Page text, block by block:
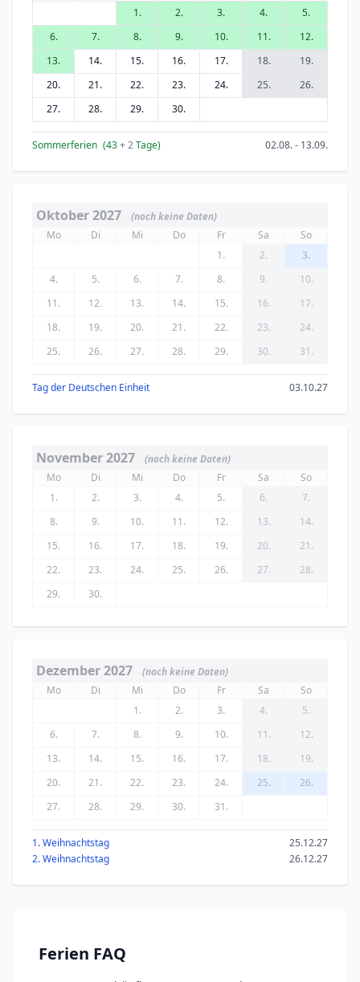
1.
2. 3. 4.
5.
6.
7. 8. 9. 10. 11.
12.
13.
14. 15. 16. 17. 18.
19.
20.
21. 22. 23. 24. 25.
26.
27.
28. 29. 30.
Sommerferien (43+ 2Tage) 02.08. - 13.09.
Oktober 2027
(noch keine Daten)
Mo
Di Mi Do Fr Sa
So
1.
2.
3.
4.
5. 6. 7. 8. 9.
10.
11.
12. 13. 14. 15. 16.
17.
18.
19. 20. 21. 22. 23.
24.
25.
26. 27. 28. 29. 30. 31.
Tag der Deutschen Einheit 03.10.27
November 2027
(noch keine Daten)
Mo
Di Mi Do Fr Sa
So
1.
2. 3. 4. 5. 6.
7.
8.
9. 10. 11. 12. 13.
14.
15.
16. 17. 18. 19. 20.
21.
22.
23. 24. 25. 26. 27.
28.
29.
30.
Dezember 2027
(noch keine Daten)
Mo
Di Mi Do Fr Sa
So
1.
2. 3. 4.
5.
6.
7. 8. 9. 10. 11.
12.
13.
14. 15. 16. 17. 18.
19.
20.
21. 22. 23. 24. 25.
26.
27.
28. 29. 30. 31.
1. Weihnachtstag
25.12.27
2. Weihnachtstag
26.12.27
Ferien FAQ